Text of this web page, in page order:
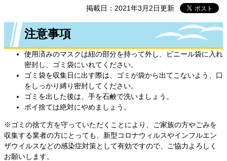
掲載日：2021年3月2日更新
注意事項
使用済みのマスクは紐の部分を持って外し、ビニール袋に入れ
密封し、ゴミ袋にいれてください。
ゴミ袋を収集日に出す際は、ゴミが袋から出てこないよう、口
をしっかり縛り密封してください。
ゴミを出した後は、手を石鹸で洗いましょう。
ポイ捨ては絶対にやめましょう。
※ゴミの捨て方を守っていただくことにより、ご家族の方やごみを
収集する業者の方にとっても、新型コロナウィルスやインフルエン
ザウイルスなどの感染症対策として有効ですので、ご協力よろしく
お願いします。